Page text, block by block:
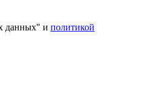
данных" и политикой